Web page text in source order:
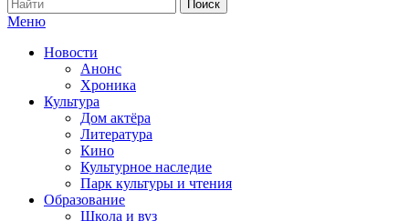
Меню
Новости
Анонс
Хроника
Культура
Дом актёра
Литература
Кино
Культурное наследие
Парк культуры и чтения
Образование
Школа и вуз